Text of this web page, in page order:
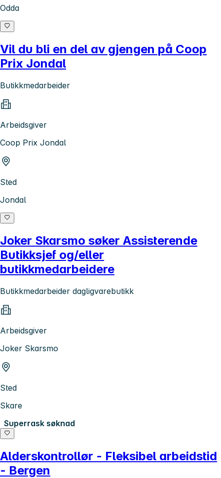
Odda
Vil du bli en del av gjengen på Coop
Prix Jondal
Butikkmedarbeider
Arbeidsgiver
Coop Prix Jondal
Sted
Jondal
Joker Skarsmo søker Assisterende
Butikksjef og/eller
butikkmedarbeidere
Butikkmedarbeider dagligvarebutikk
Arbeidsgiver
Joker Skarsmo
Sted
Skare
Superrask søknad
Alderskontrollør - Fleksibel arbeidstid
- Bergen